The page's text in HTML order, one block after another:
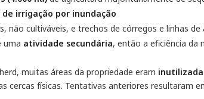
de irrigação por inundação
não cultiváveis, e trechos de córregos e linhas
uma atividade secundária, então a eficiência da
muitas áreas da propriedade eram
cercas físicas. Tentativas anteriores resultaram